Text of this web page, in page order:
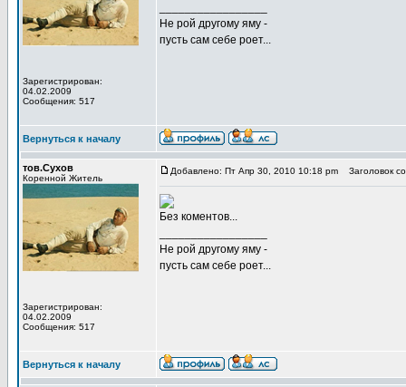
Зарегистрирован:
04.02.2009
Сообщения: 517
Не рой другому яму -
пусть сам себе роет...
Вернуться к началу
тов.Сухов
Коренной Житель
Зарегистрирован:
04.02.2009
Сообщения: 517
Добавлено: Пт Апр 30, 2010 10:18 pm Заголовок
Без коментов...
Не рой другому яму -
пусть сам себе роет...
Вернуться к началу